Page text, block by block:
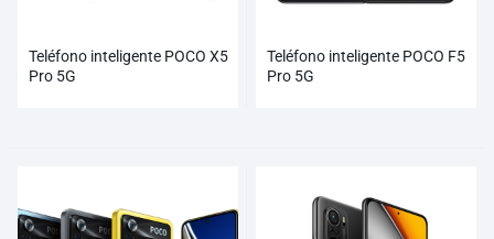
Teléfono inteligente POCO X5
Pro 5G
Teléfono inteligente POCO F5
Pro 5G